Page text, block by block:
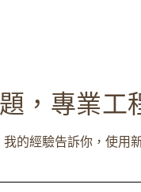
，專業工
的經驗告訴你，使用